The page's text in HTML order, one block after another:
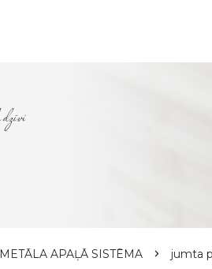
METĀLA APAĻĀ SISTĒMA jumta